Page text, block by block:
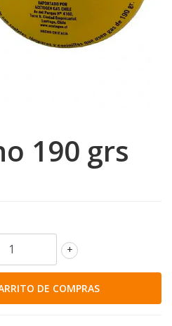
190 grs
+